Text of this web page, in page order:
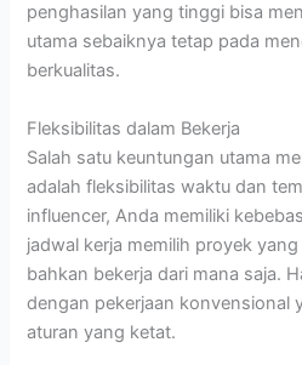
penghasilan yang tinggi bisa
utama sebaiknya tetap pada
berkualitas.
Fleksibilitas dalam Bekerja
Salah satu keuntungan utama
adalah fleksibilitas waktu dan
influencer, Anda memiliki
jadwal kerja memilih proyek
bahkan bekerja dari mana saja.
dengan pekerjaan konvensional
aturan yang ketat.